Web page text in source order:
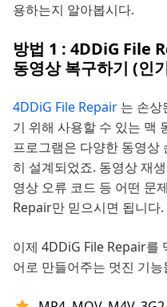
용하는지 알아봅시다.
방법 1 : 4DDiG File
동영상 복구하기 (인
4DDiG File Repair 는 손상
기 위해 사용할 수 있는 맥
프로그램은 다양한 동영상
히 설계되었죠. 동영상 재
영상 오류 코드 등 어떤 문
Repair만 믿으시면 됩니다.
이제 4DDiG File Repair를
어로 만들어주는 멋진 기